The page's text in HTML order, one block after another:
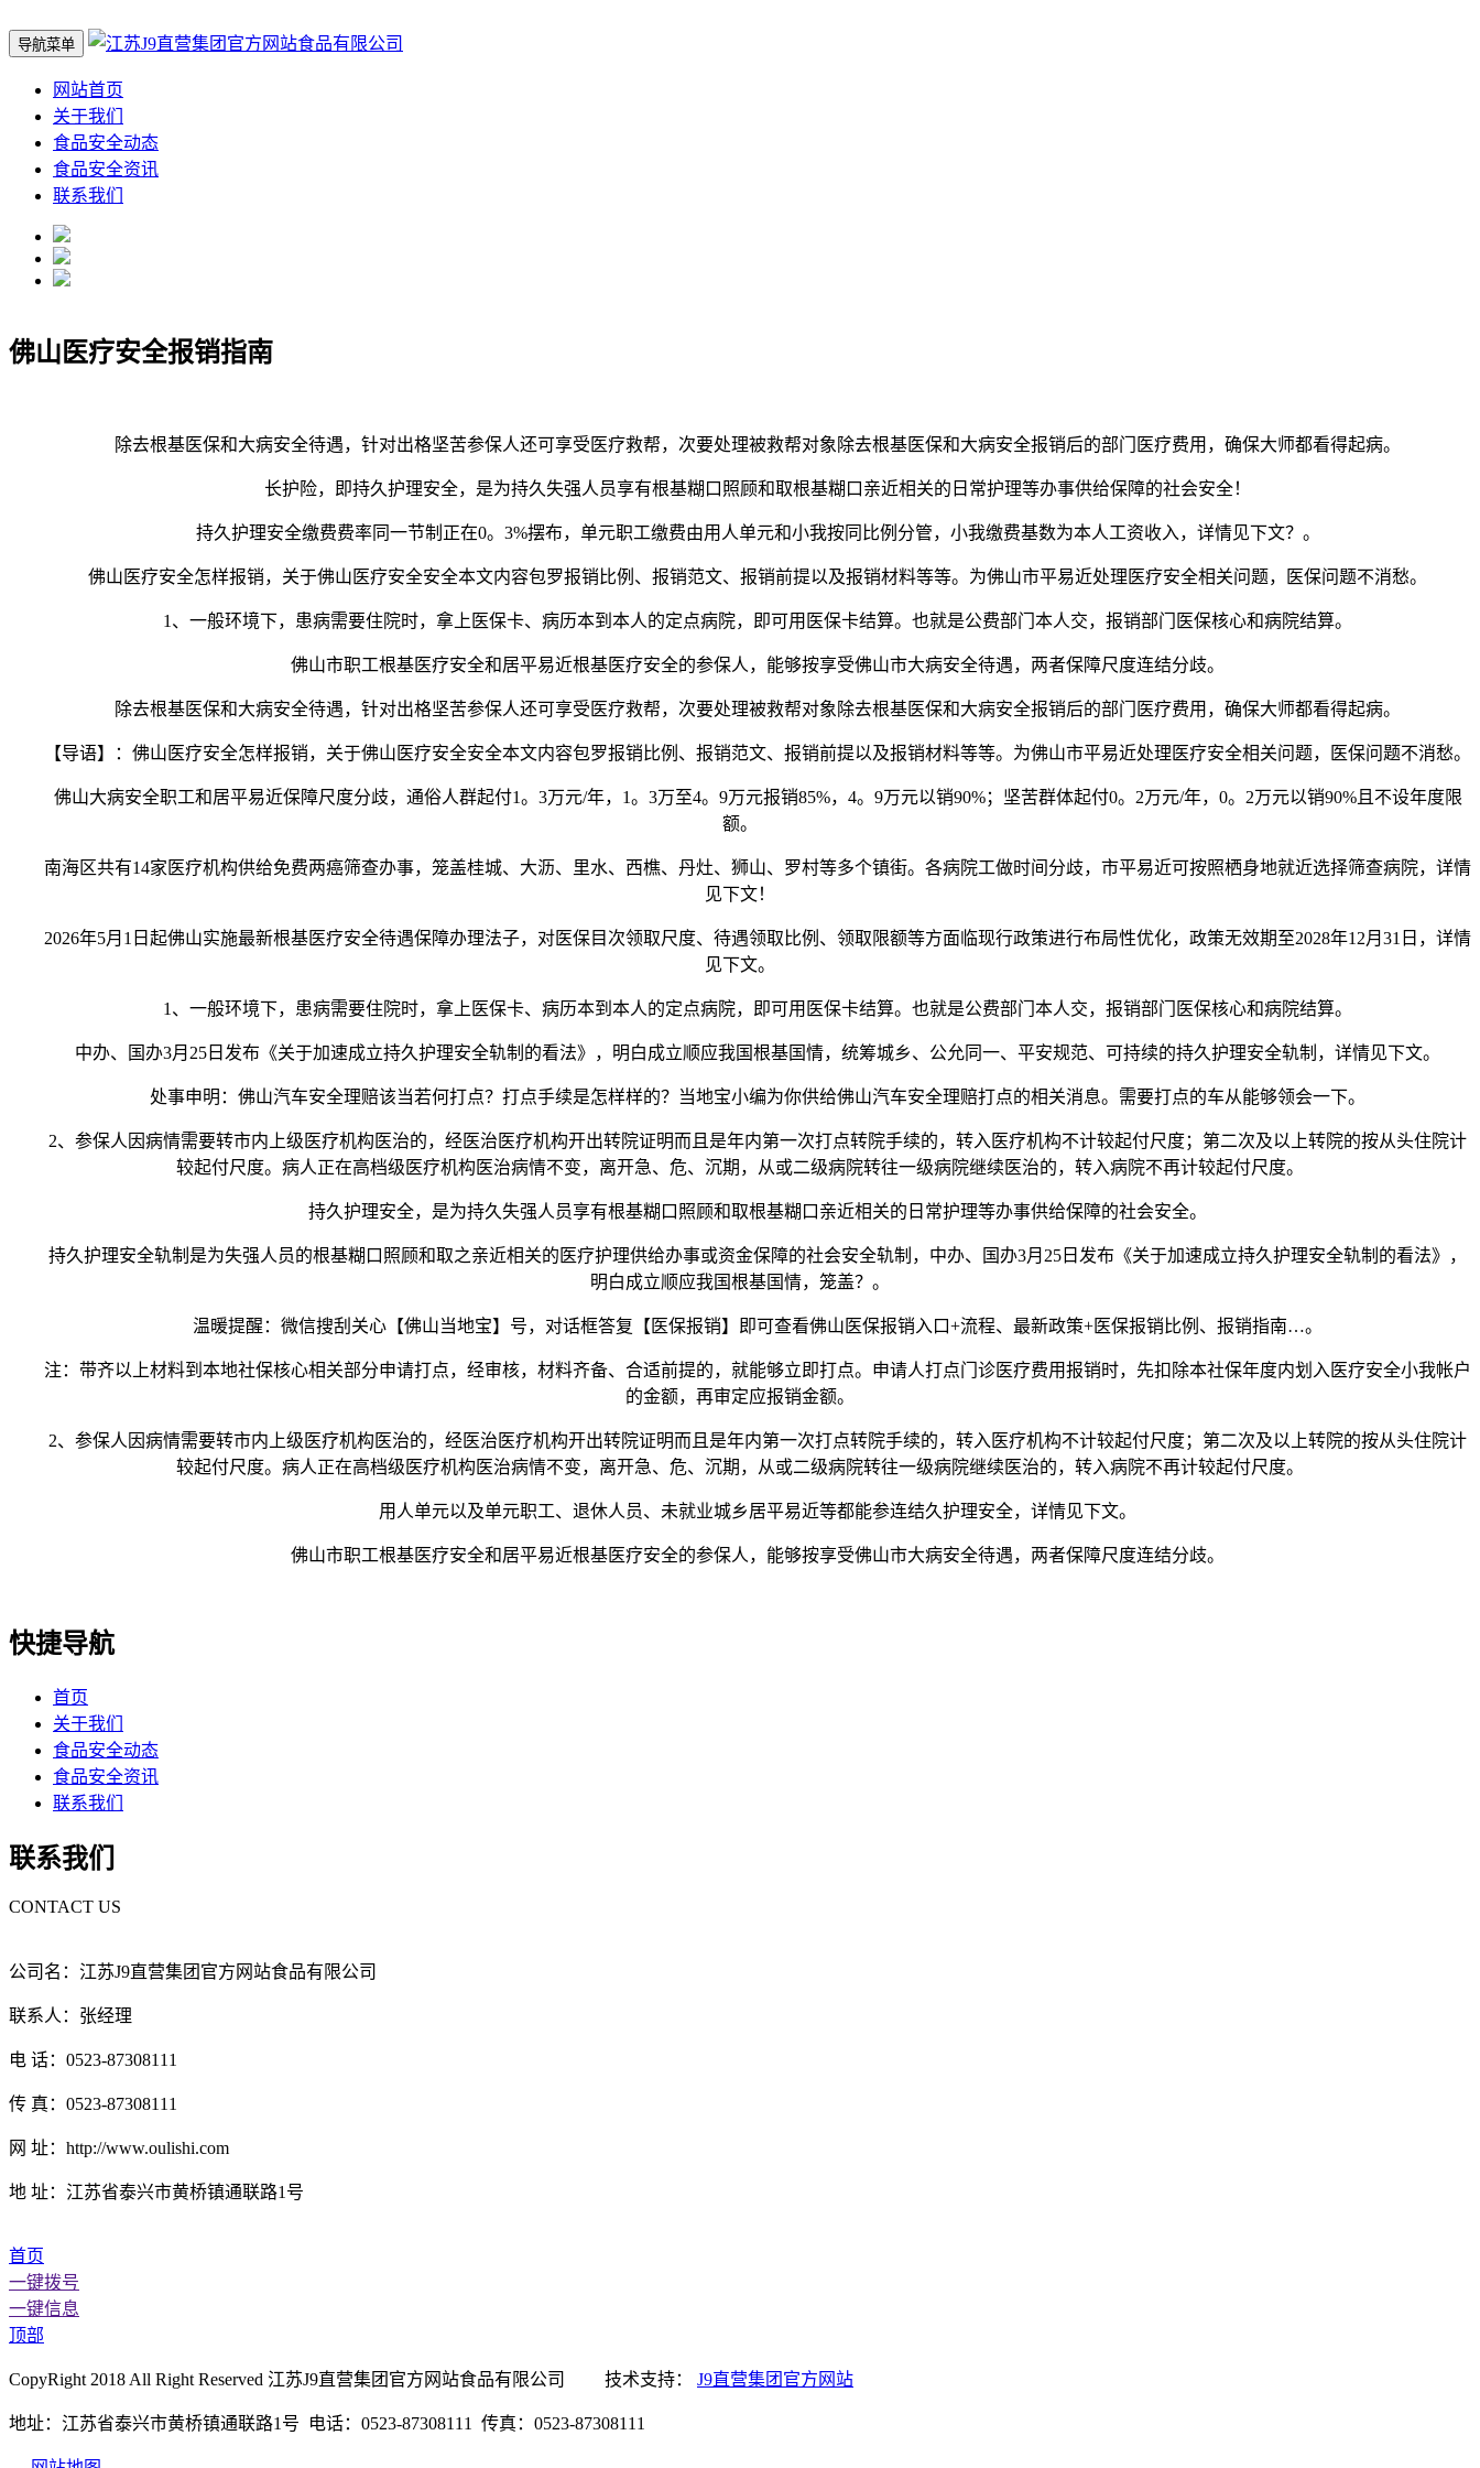
导航菜单
网站首页
关于我们
食品安全动态
食品安全资讯
联系我们
佛山医疗安全报销指南
除去根基医保和大病安全待遇，针对出格坚苦参保人还可享受医疗救帮，次要处理被救帮对象除去根基医保和大病安全报销后的部门医疗费用，确保大师都看得起病。
长护险，即持久护理安全，是为持久失强人员享有根基糊口照顾和取根基糊口亲近相关的日常护理等办事供给保障的社会安全！
持久护理安全缴费费率同一节制正在0。3%摆布，单元职工缴费由用人单元和小我按同比例分管，小我缴费基数为本人工资收入，详情见下文？。
佛山医疗安全怎样报销，关于佛山医疗安全安全本文内容包罗报销比例、报销范文、报销前提以及报销材料等等。为佛山市平易近处理医疗安全相关问题，医保问题不消愁。
1、一般环境下，患病需要住院时，拿上医保卡、病历本到本人的定点病院，即可用医保卡结算。也就是公费部门本人交，报销部门医保核心和病院结算。
佛山市职工根基医疗安全和居平易近根基医疗安全的参保人，能够按享受佛山市大病安全待遇，两者保障尺度连结分歧。
除去根基医保和大病安全待遇，针对出格坚苦参保人还可享受医疗救帮，次要处理被救帮对象除去根基医保和大病安全报销后的部门医疗费用，确保大师都看得起病。
【导语】：佛山医疗安全怎样报销，关于佛山医疗安全安全本文内容包罗报销比例、报销范文、报销前提以及报销材料等等。为佛山市平易近处理医疗安全相关问题，医保问题不消愁。
佛山大病安全职工和居平易近保障尺度分歧，通俗人群起付1。3万元/年，1。3万至4。9万元报销85%，4。9万元以销90%；坚苦群体起付0。2万元/年，0。2万元以销90%且不设年度限
额。
南海区共有14家医疗机构供给免费两癌筛查办事，笼盖桂城、大沥、里水、西樵、丹灶、狮山、罗村等多个镇街。各病院工做时间分歧，市平易近可按照栖身地就近选择筛查病院，详情
见下文！
2026年5月1日起佛山实施最新根基医疗安全待遇保障办理法子，对医保目次领取尺度、待遇领取比例、领取限额等方面临现行政策进行布局性优化，政策无效期至2028年12月31日，详情
见下文。
1、一般环境下，患病需要住院时，拿上医保卡、病历本到本人的定点病院，即可用医保卡结算。也就是公费部门本人交，报销部门医保核心和病院结算。
中办、国办3月25日发布《关于加速成立持久护理安全轨制的看法》，明白成立顺应我国根基国情，统筹城乡、公允同一、平安规范、可持续的持久护理安全轨制，详情见下文。
处事申明：佛山汽车安全理赔该当若何打点？打点手续是怎样样的？当地宝小编为你供给佛山汽车安全理赔打点的相关消息。需要打点的车从能够领会一下。
2、参保人因病情需要转市内上级医疗机构医治的，经医治医疗机构开出转院证明而且是年内第一次打点转院手续的，转入医疗机构不计较起付尺度；第二次及以上转院的按从头住院计
较起付尺度。病人正在高档级医疗机构医治病情不变，离开急、危、沉期，从或二级病院转往一级病院继续医治的，转入病院不再计较起付尺度。
持久护理安全，是为持久失强人员享有根基糊口照顾和取根基糊口亲近相关的日常护理等办事供给保障的社会安全。
持久护理安全轨制是为失强人员的根基糊口照顾和取之亲近相关的医疗护理供给办事或资金保障的社会安全轨制，中办、国办3月25日发布《关于加速成立持久护理安全轨制的看法》，
明白成立顺应我国根基国情，笼盖？。
温暖提醒：微信搜刮关心【佛山当地宝】号，对话框答复【医保报销】即可查看佛山医保报销入口+流程、最新政策+医保报销比例、报销指南…。
注：带齐以上材料到本地社保核心相关部分申请打点，经审核，材料齐备、合适前提的，就能够立即打点。申请人打点门诊医疗费用报销时，先扣除本社保年度内划入医疗安全小我帐户
的金额，再审定应报销金额。
2、参保人因病情需要转市内上级医疗机构医治的，经医治医疗机构开出转院证明而且是年内第一次打点转院手续的，转入医疗机构不计较起付尺度；第二次及以上转院的按从头住院计
较起付尺度。病人正在高档级医疗机构医治病情不变，离开急、危、沉期，从或二级病院转往一级病院继续医治的，转入病院不再计较起付尺度。
用人单元以及单元职工、退休人员、未就业城乡居平易近等都能参连结久护理安全，详情见下文。
佛山市职工根基医疗安全和居平易近根基医疗安全的参保人，能够按享受佛山市大病安全待遇，两者保障尺度连结分歧。
快捷导航
首页
关于我们
食品安全动态
食品安全资讯
联系我们
联系我们
CONTACT US
公司名：江苏J9直营集团官方网站食品有限公司
联系人：张经理
电 话：0523-87308111
传 真：0523-87308111
网 址：http://www.oulishi.com
地 址：江苏省泰兴市黄桥镇通联路1号
首页
一键拨号
一键信息
顶部
CopyRight 2018 All Right Reserved 江苏J9直营集团官方网站食品有限公司 技术支持： J9直营集团官方网站
地址：江苏省泰兴市黄桥镇通联路1号 电话：0523-87308111 传真：0523-87308111